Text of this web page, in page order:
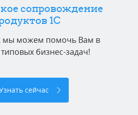
сопровождение
1C
мы можем помочь Вам в
бизнес-задач!
сейчас